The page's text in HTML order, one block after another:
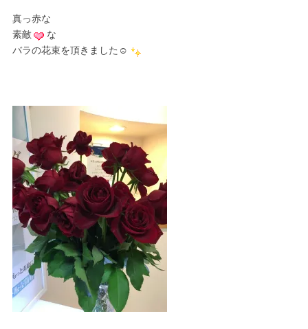
真っ赤な
素敵
な
バラの花束を頂きました☺